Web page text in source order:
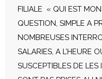
FILIALE « QUI EST
QUESTION, SIMPLE A
NOMBREUSES
SALARIES, A L’HEURE
SUSCEPTIBLES DE LES